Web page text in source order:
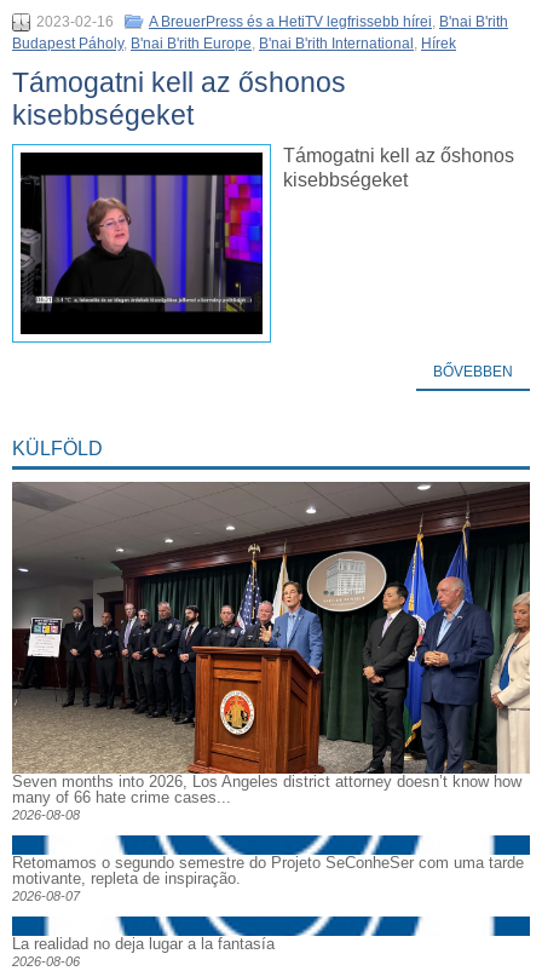
2023-02-16 A BreuerPress és a HetiTV legfrissebb hírei, B'nai B'rith
Budapest Páholy, B'nai B'rith Europe, B'nai B'rith International , Hírek
Támogatni kell az őshonos
kisebbségeket
Támogatni kell az őshonos
kisebbségeket
BŐVEBBEN
KÜLFÖLD
Seven months into 2026, Los Angeles district attorney doesn’t know how
many of 66 hate crime cases...
2026-08-08
Retomamos o segundo semestre do Projeto SeConheSer com uma tarde
motivante, repleta de inspiração.
2026-08-07
La realidad no deja lugar a la fantasía
2026-08-06